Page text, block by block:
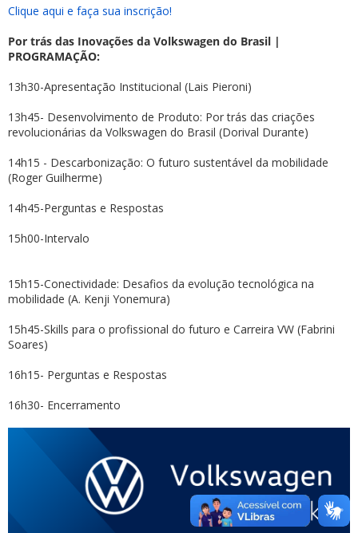
Clique aqui e faça sua inscrição!
Por trás das Inovações da Volkswagen do Brasil |
PROGRAMAÇÃO:
13h30-Apresentação Institucional (Lais Pieroni)
13h45- Desenvolvimento de Produto: Por trás das criações
revolucionárias da Volkswagen do Brasil (Dorival Durante)
14h15 - Descarbonização: O futuro sustentável da mobilidade
(Roger Guilherme)
14h45-Perguntas e Respostas
15h00-Intervalo
15h15-Conectividade: Desafios da evolução tecnológica na
mobilidade (A. Kenji Yonemura)
15h45-Skills para o profissional do futuro e Carreira VW (Fabrini
Soares)
16h15- Perguntas e Respostas
16h30- Encerramento